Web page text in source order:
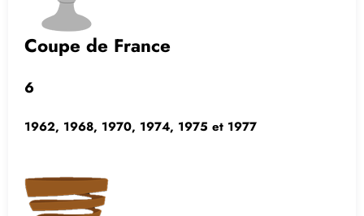
Coupe de France
6
1962, 1968, 1970, 1974, 1975 et 1977